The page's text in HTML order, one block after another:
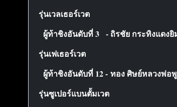
รุ่นเวลเธอร์เวต
ผู้ท้าชิงอันดับที่ 3 - ถิรชัย กระทิงแดงยิ
รุ่นเฟเธอร์เวต
ผู้ท้าชิงอันดับที่ 12 - ทอง ศิษย์หลวงพ่อ
รุ่นซูเปอร์แบนตั้มเวต